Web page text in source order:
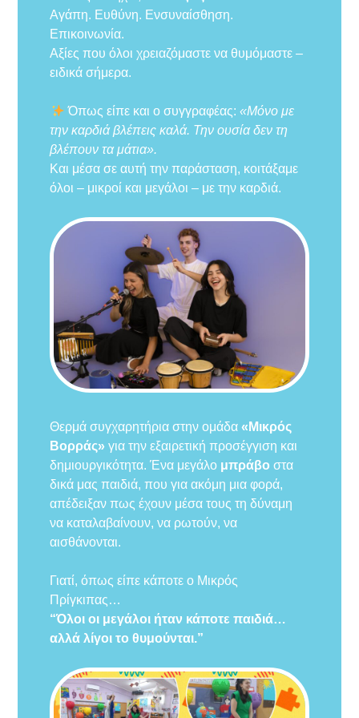
Αγάπη. Ευθύνη. Ενσυναίσθηση.
Επικοινωνία.
Αξίες που όλοι χρειαζόμαστε να θυμόμαστε –
ειδικά σήμερα.
Όπως είπε και ο συγγραφέας: «Μόνο με
την καρδιά βλέπεις καλά. Την ουσία δεν τη
βλέπουν τα μάτια».
Και μέσα σε αυτή την παράσταση, κοιτάξαμε
όλοι – μικροί και μεγάλοι – με την καρδιά.
Θερμά συγχαρητήρια στην ομάδα«Μικρός
Βορράς» για την εξαιρετική προσέγγιση και
δημιουργικότητα. Ένα μεγάλο μπράβο στα
δικά μας παιδιά, που για ακόμη μια φορά,
απέδειξαν πως έχουν μέσα τους τη δύναμη
να καταλαβαίνουν, να ρωτούν, να
αισθάνονται.
Γιατί, όπως είπε κάποτε ο Μικρός
Πρίγκιπας…
“Όλοι οι μεγάλοι ήταν κάποτε παιδιά…
αλλά λίγοι το θυμούνται.”